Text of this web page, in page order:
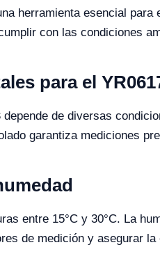
herramienta esencial
con las condiciones
para el
de diversas
garantiza mediciones
entre 15°C y 30°C. La
de medición y asegurar la